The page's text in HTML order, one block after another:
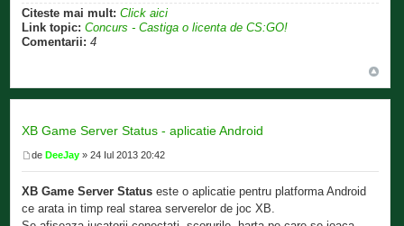
Citeste mai mult: Click aici
Link topic: Concurs - Castiga o licenta de CS:GO!
Comentarii: 4
XB Game Server Status - aplicatie Android
deDeeJay » 24 Iul 2013 20:42
XB Game Server Status este o aplicatie pentru platforma Android
ce arata in timp real starea serverelor de joc XB.